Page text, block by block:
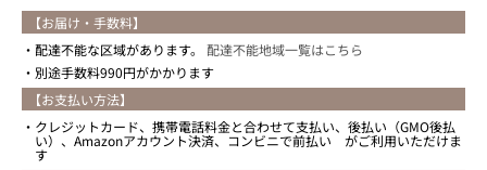
【お届け・手数料】
配達不能な区域があります。 配達不能地域一覧はこちら
別途手数料990円がかかります
【お支払い方法】
クレジットカード、携帯電話料金と合わせて支払い、後払い（GMO後払
い）、Amazonアカウント決済、コンビニで前払い がご利用いただけま
す